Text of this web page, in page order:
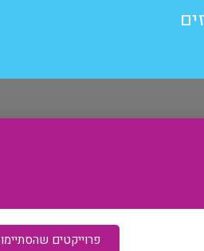
פרוייקטים שהסתיימו